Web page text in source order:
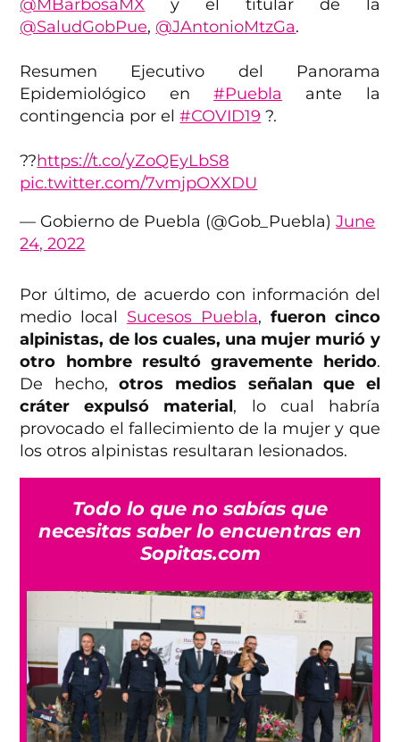
@MBarbosaMX y el titular de la
@SaludGobPue, @JAntonioMtzGa.
Resumen Ejecutivo del Panorama
Epidemiológico en #Puebla ante la
contingencia por el#COVID19 ?.
??https://t.co/yZoQEyLbS8
pic.twitter.com/7vmjpOXXDU
— Gobierno de Puebla (@Gob_Puebla)June
24, 2022
Por último, de acuerdo con información del
medio local Sucesos Puebla, fueron cinco
alpinistas, de los cuales, una mujer murió y
otro hombre resultó gravemente herido.
De hecho,otros medios señalan que el
cráter expulsó material, lo cual habría
provocado el fallecimiento de la mujer y que
los otros alpinistas resultaran lesionados.
Todo lo que no sabías que
necesitas saber lo encuentras en
Sopitas.com